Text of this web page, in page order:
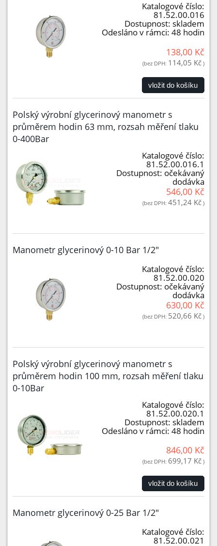
Katalogové číslo:
81.52.00.016
Dostupnost: skladem
Odesláno v rámci: 48 hodin
138,00 Kč
(bez DPH: 114,05 Kč )
vložit do košíku
Polský výrobní glycerinový manometr s
průměrem hodin 63 mm, rozsah měření tlaku
0-400Bar
Katalogové číslo:
81.52.00.016.1
Dostupnost: očekávaný
dodávka
546,00 Kč
(bez DPH: 451,24 Kč )
Manometr glycerinový 0-10 Bar 1/2"
Katalogové číslo:
81.52.00.020
Dostupnost: očekávaný
dodávka
630,00 Kč
(bez DPH: 520,66 Kč )
Polský výrobní glycerinový manometr s
průměrem hodin 100 mm, rozsah měření tlaku
0-10Bar
Katalogové číslo:
81.52.00.020.1
Dostupnost: skladem
Odesláno v rámci: 48 hodin
846,00 Kč
(bez DPH: 699,17 Kč )
vložit do košíku
Manometr glycerinový 0-25 Bar 1/2"
Katalogové číslo:
81.52.00.021